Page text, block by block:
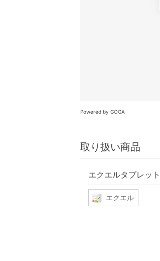
Powered by GOGA
取り扱い商品
エクエルタブレット
エクエル